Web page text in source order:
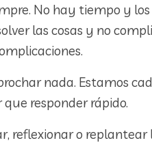
No hay tiempo y
las cosas y no
nada. Estamos
responder rápido.
reflexionar o replantear